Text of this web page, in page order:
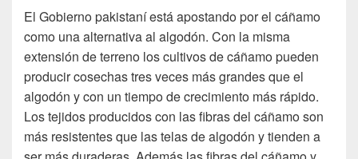
El Gobierno pakistaní está apostando por el cáñamo
como una alternativa al algodón. Con la misma
extensión de terreno los cultivos de cáñamo pueden
producir cosechas tres veces más grandes que el
algodón y con un tiempo de crecimiento más rápido.
Los tejidos producidos con las fibras del cáñamo son
más resistentes que las telas de algodón y tienden a